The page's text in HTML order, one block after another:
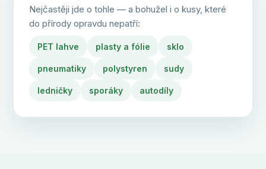
Nejčastěji jde o tohle — a bohužel i o kusy, které
do přírody opravdu nepatří:
PET lahve plasty a fólie sklo
pneumatiky polystyren sudy
ledničky sporáky autodíly